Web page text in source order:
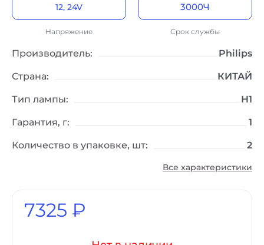
12, 24V
Грузовой и легковой
транспортНапряжение
3000Ч
Высокий срок службы
Срок службы
Производитель: Philips
Страна: КИТАЙ
Тип лампы: H1
Гарантия, г: 1
Количество в упаковке, шт: 2
Все характеристики
7325 ₽